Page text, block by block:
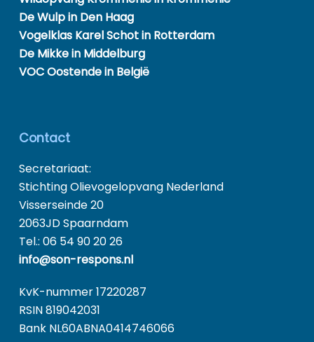
De Wulp in Den Haag
Vogelklas Karel Schot in Rotterdam
De Mikke in Middelburg
VOC Oostende in België
Contact
Secretariaat:
Stichting Olievogelopvang Nederland
Visserseinde 20
2063JD Spaarndam
Tel.: 06 54 90 20 26
info@son-respons.nl
KvK-nummer 17220287
RSIN 819042031
Bank NL60ABNA0414746066